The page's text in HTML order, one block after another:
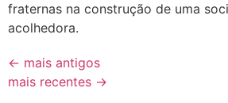
fraternas na construção de uma
acolhedora.
← mais antigos
mais recentes →